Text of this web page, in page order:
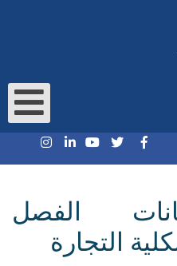
الفصل
التجارة